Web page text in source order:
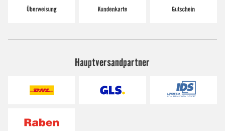
Hauptversandpartner